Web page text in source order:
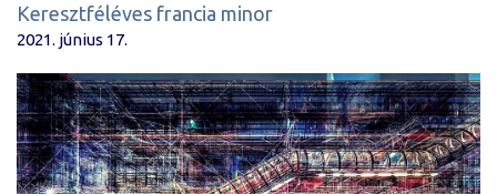
Keresztféléves francia minor
2021. június 17.